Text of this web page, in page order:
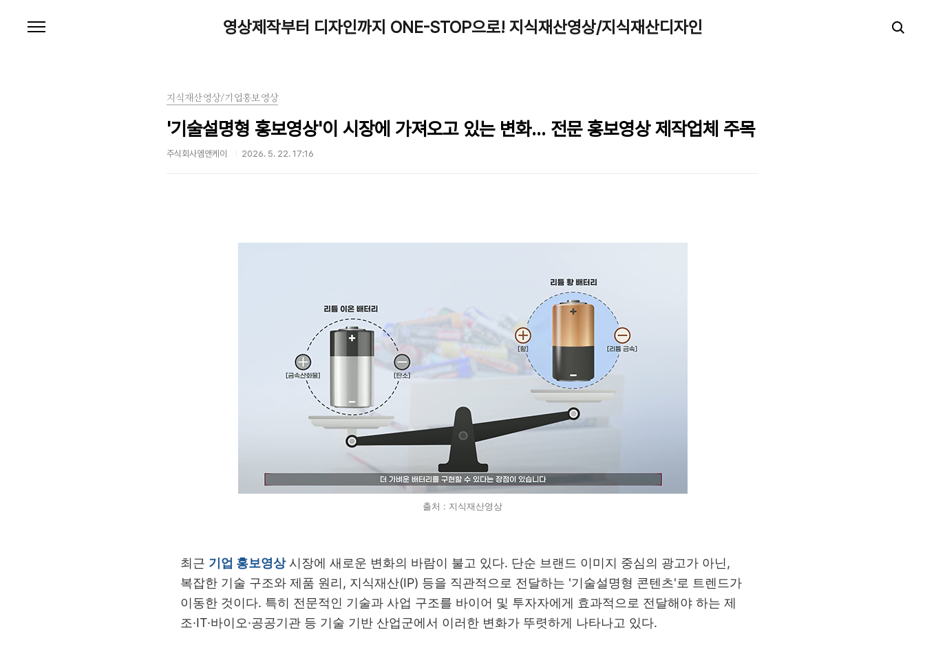
영상제작부터 디자인까지 ONE-STOP으로! 지식재산영상/지식재산디자인
지식재산영상/기업홍보영상
'기술설명형 홍보영상'이 시장에 가져오고 있는 변화... 전문 홍보영상 제작업체 주목
주식회사엠앤케이 2026. 5. 22. 17:16
출처 : 지식재산영상
최근 기업 홍보영상시장에 새로운 변화의 바람이 불고 있다. 단순 브랜드 이미지 중심의 광고가 아닌 ,
복잡한 기술 구조와 제품 원리 , 지식재산(IP) 등을 직관적으로 전달하는 '기술설명형 콘텐츠'로 트렌드가
이동한 것이다. 특히 전문적인 기술과 사업 구조를 바이어 및 투자자에게 효과적으로 전달해야 하는 제
조·IT·바이오·공공기관 등 기술 기반 산업군에서 이러한 변화가 뚜렷하게 나타나고 있다.